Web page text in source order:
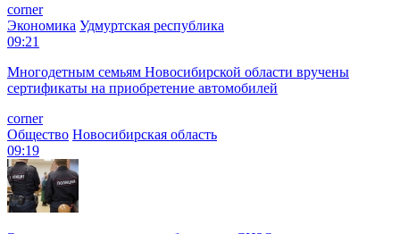
corner
Экономика Удмуртская республика
09:21
Многодетным семьям Новосибирской области вручены
сертификаты на приобретение автомобилей
corner
Общество Новосибирская область
09:19